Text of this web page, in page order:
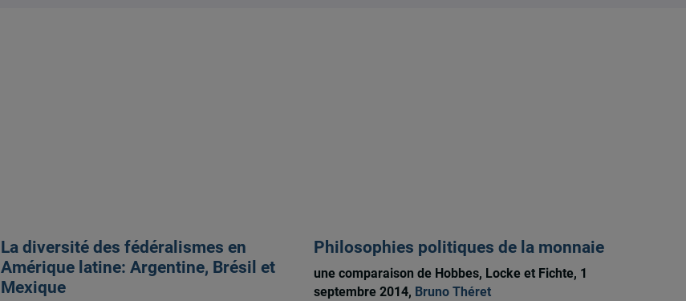
La diversité des fédéralismes en
Amérique latine: Argentine, Brésil et
Mexique
Philosophies politiques de la monnaie
une comparaison de Hobbes, Locke et Fichte, 1
septembre 2014, Bruno Théret